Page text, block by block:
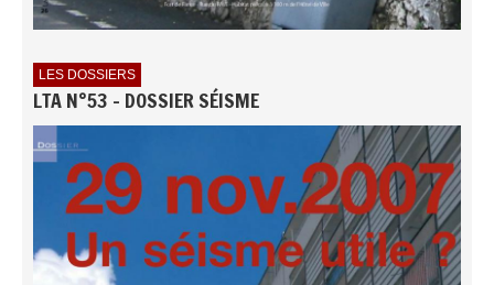
LES DOSSIERS
LTA N°53 - DOSSIER SÉISME